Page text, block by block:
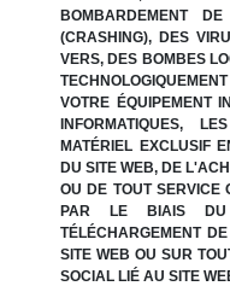
BOMBARDEMENT
(CRASHING), DES
VERS, DES BOMBES
VOTRE ÉQUIPEMENT
INFORMATIQUES,
MATÉRIEL EXCLUSIF
DU SITE WEB, DE
OU DE TOUT SERVICE
PAR LE BIAIS
TÉLÉCHARGEMENT
SITE WEB OU SUR
SOCIAL LIÉ AU SITE